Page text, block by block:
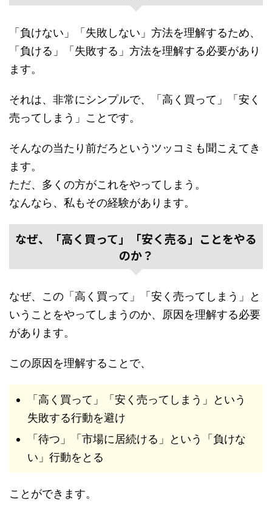
「負けない」「失敗しない」方法を理解するため、
「負ける」「失敗する」方法を理解する必要があり
ます。
それは、非常にシンプルで、「高く買って」「安く
売ってしまう」ことです。
そんなの当たり前だろというツッコミも聞こえてき
ます。
ただ、多くの方がこれをやってしまう。
なんなら、私もその経験があります。
なぜ、「高く買って」「安く売る」ことをやる
のか？
なぜ、この「高く買って」「安く売ってしまう」と
いうことをやってしまうのか、原因を理解する必要
があります。
この原因を理解することで、
「高く買って」「安く売ってしまう」という
失敗する行動を避け
「待つ」「市場に居続ける」という「負けな
い」行動をとる
ことができます。